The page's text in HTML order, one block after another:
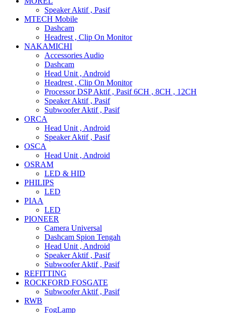
Speaker Aktif , Pasif
MTECH Mobile
Dashcam
Headrest , Clip On Monitor
NAKAMICHI
Accessories Audio
Dashcam
Head Unit , Android
Headrest , Clip On Monitor
Processor DSP Aktif , Pasif 6CH , 8CH , 12CH
Speaker Aktif , Pasif
Subwoofer Aktif , Pasif
ORCA
Head Unit , Android
Speaker Aktif , Pasif
OSCA
Head Unit , Android
OSRAM
LED & HID
PHILIPS
LED
PIAA
LED
PIONEER
Camera Universal
Dashcam Spion Tengah
Head Unit , Android
Speaker Aktif , Pasif
Subwoofer Aktif , Pasif
REFITTING
ROCKFORD FOSGATE
Subwoofer Aktif , Pasif
RWB
FogLamp